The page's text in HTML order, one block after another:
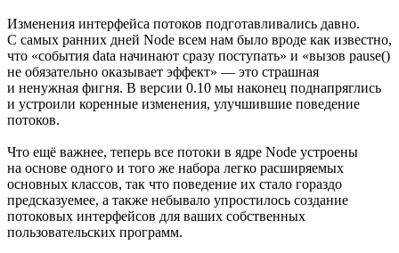
Изменения интерфейса потоков подготавливались давно.
С самых ранних дней Node всем нам было вроде как известно,
что «события data начинают сразу поступать» и «вызов pause()
не обязательно оказывает эффект» — это страшная
и ненужная фигня. В версии 0.10 мы наконец поднапряглись
и устроили коренные изменения, улучшившие поведение
потоков.
Что ещё важнее, теперь все потоки в ядре Node устроены
на основе одного и того же набора легко расширяемых
основных классов, так что поведение их стало гораздо
предсказуемее, а также небывало упростилось создание
потоковых интерфейсов для ваших собственных
пользовательских программ.